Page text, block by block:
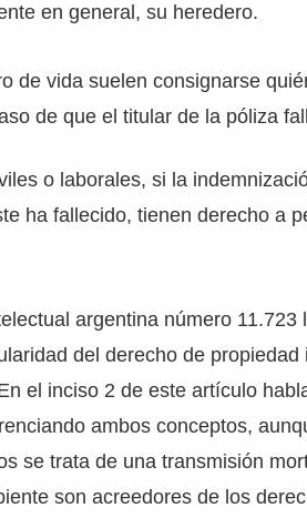
en general, su heredero.
de vida suelen consignarse
de que el titular de la póliza
o laborales, si la
ha fallecido, tienen derecho a
argentina número 11.723
del derecho de
el inciso 2 de este artículo
ambos conceptos,
se trata de una transmisión
son acreedores de los